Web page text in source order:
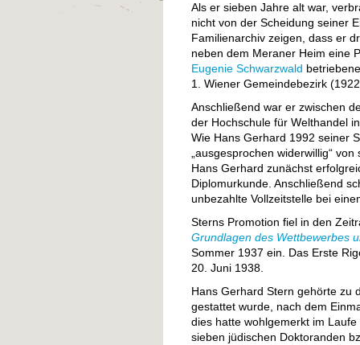
Als er sieben Jahre alt war,
nicht von der Scheidung seiner
Familienarchiv zeigen, dass er
neben dem Meraner Heim eine
Eugenie Schwarzwald
1. Wiener Gemeindebezirk
Anschließend war er zwischen
der Hochschule für Welthandel
Wie Hans Gerhard 1992 seiner
„ausgesprochen widerwillig“
Hans Gerhard zunächst
Diplomurkunde. Anschließend
unbezahlte Vollzeitstelle bei
Sterns Promotion fiel in den
Grundlagen des Wettbewerbes
Sommer 1937 ein. Das Erste
20. Juni 1938.
Hans Gerhard Stern gehörte zu
gestattet wurde, nach dem
dies hatte wohlgemerkt im
sieben jüdischen Doktoranden